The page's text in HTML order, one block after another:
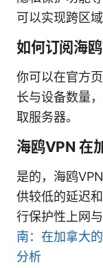
可以实现跨区
如何订阅海鸥
你可以在官方
长与设备数量
取服务器。
海鸥VPN 在
是的，海鸥
供较低的延迟
行保护性上网
南：在加拿大
分析